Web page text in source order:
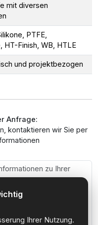
mit diversen
PTFE,
HT-Finish, WB, HTLE
und projektbezogen
Anfrage:
kontaktieren wir Sie per
Ihrer Nutzung.